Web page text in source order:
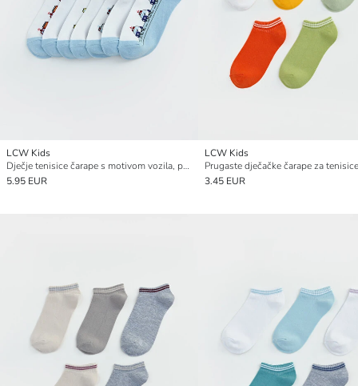
LCW Kids
Dječje tenisice čarape s motivom vozila, pakiranje od 7 komada
5.95 EUR
LCW Kids
3.45 EUR